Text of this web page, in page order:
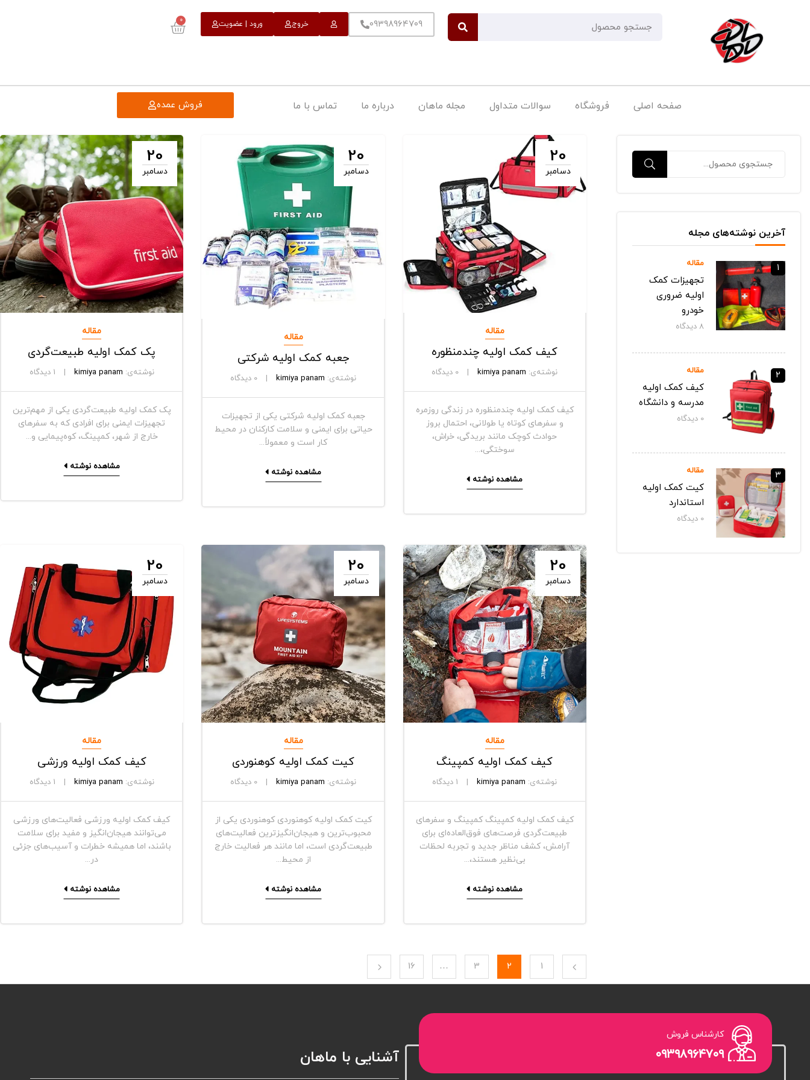
۰۹۳۹۸۹۶۴۷۰۹ خروج ورود | عضویت 0
صفحه اصلی فروشگاه سوالات متداول مجله ماهان درباره ما تماس با ما فروش عمده
آخرین نوشته‌های مجله
1 مقاله
تجهیزات کمک
اولیه ضروری
خودرو
8 دیدگاه‌
2 مقاله
کیف کمک اولیه
مدرسه و دانشگاه
0 دیدگاه‌
3 مقاله
کیت کمک اولیه
استاندارد
0 دیدگاه‌
20
دسامبر
مقاله
کیف کمک اولیه چندمنظوره
نوشته‌ی: kimiya panam دیدگاه
کیف کمک اولیه چندمنظوره در زندگی روزمره
و سفرهای کوتاه یا طولانی، احتمال بروز
حوادث کوچک مانند بریدگی، خراش،
سوختگی،...
مشاهده نوشته
20
دسامبر
مقاله
جعبه کمک اولیه شرکتی
نوشته‌ی: kimiya panam دیدگاه
جعبه کمک اولیه شرکتی یکی از تجهیزات
حیاتی برای ایمنی و سلامت کارکنان در محیط
کار است و معمولاً...
مشاهده نوشته
20
دسامبر
مقاله
پک کمک اولیه طبیعت‌گردی
نوشته‌ی: kimiya panam دیدگاه
پک کمک اولیه طبیعت‌گردی یکی از مهم‌ترین
تجهیزات ایمنی برای افرادی که به سفرهای
خارج از شهر، کمپینگ، کوه‌پیمایی و...
مشاهده نوشته
20
دسامبر
مقاله
کیف کمک اولیه کمپینگ
نوشته‌ی: kimiya panam دیدگاه
کیف کمک اولیه کمپینگ کمپینگ و سفرهای
طبیعت‌گردی فرصت‌های فوق‌العاده‌ای برای
آرامش، کشف مناظر جدید و تجربه لحظات
بی‌نظیر هستند،...
مشاهده نوشته
20
دسامبر
مقاله
کیت کمک اولیه کوهنوردی
نوشته‌ی: kimiya panam دیدگاه
کیت کمک اولیه کوهنوردی کوهنوردی یکی از
محبوب‌ترین و هیجان‌انگیزترین فعالیت‌های
طبیعت‌گردی است، اما مانند هر فعالیت خارج
از محیط...
مشاهده نوشته
20
دسامبر
مقاله
کیف کمک اولیه ورزشی
نوشته‌ی: kimiya panam دیدگاه
کیف کمک اولیه ورزشی فعالیت‌های ورزشی
می‌توانند هیجان‌انگیز و مفید برای سلامت
باشند، اما همیشه خطرات و آسیب‌های جزئی
در...
مشاهده نوشته
1
2
3
…
16
کارشناس فروش
۰۹۳۹۸۹۶۴۷۰۹ آشنایی با ماهان